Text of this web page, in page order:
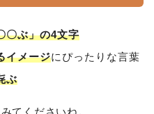
〇ぶ」の4文字
イメージにぴったりな言葉
ぶ